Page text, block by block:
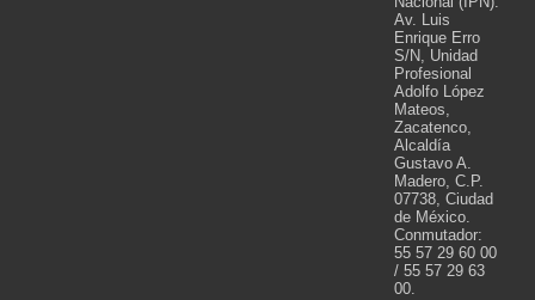
Av. Luis
Enrique Erro
S/N, Unidad
Profesional
Adolfo López
Mateos,
Zacatenco,
Alcaldía
Gustavo A.
Madero, C.P.
07738, Ciudad
de México.
Conmutador:
55 57 29 60 00
/ 55 57 29 63
00.